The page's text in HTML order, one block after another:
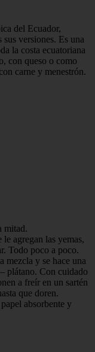
del Ecuador,
sus versiones. Es una
la costa ecuatoriana
con queso o como
carne y menestrón.
mitad.
le agregan las yemas,
Todo poco a poco.
mezcla y se hace una
plátano. Con cuidado
a freír en un sartén
que doren.
absorbente y